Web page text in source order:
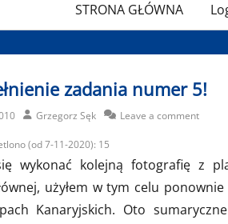
STRONA GŁÓWNA
zadania numer 5!
Author
Grzegorz Sęk Leave a comment
(od 7-11-2020): 15
wykonać kolejną fotografię z
użyłem w tym celu
Kanaryjskich. Oto